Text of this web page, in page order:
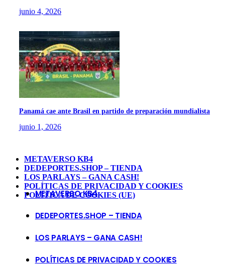
junio 4, 2026
Panamá cae ante Brasil en partido de preparación mundialista
junio 1, 2026
METAVERSO KB4
DEDEPORTES.SHOP – TIENDA
LOS PARLAYS – GANA CASH!
POLÍTICAS DE PRIVACIDAD Y COOKIES
POLÍTICA DE COOKIES (UE)
METAVERSO KB4
DEDEPORTES.SHOP – TIENDA
LOS PARLAYS – GANA CASH!
POLÍTICAS DE PRIVACIDAD Y COOKIES